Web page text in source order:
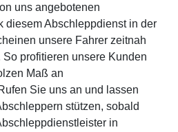
uns angebotenen
diesem Abschleppdienst in der
unsere Fahrer zeitnah
So profitieren unsere Kunden
Maß an
Sie uns an und lassen
stützen, sobald
in